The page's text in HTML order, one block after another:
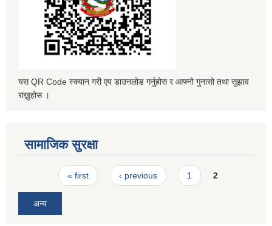
यस QR Code स्क्यान गरी एप डाउनलोड गर्नुहोस र आफ्नो गुनासो तथा सुझाव
राख्नुहोस ।
सामाजिक सुरक्षा
Pages« first ‹ previous 1 2
अन्य